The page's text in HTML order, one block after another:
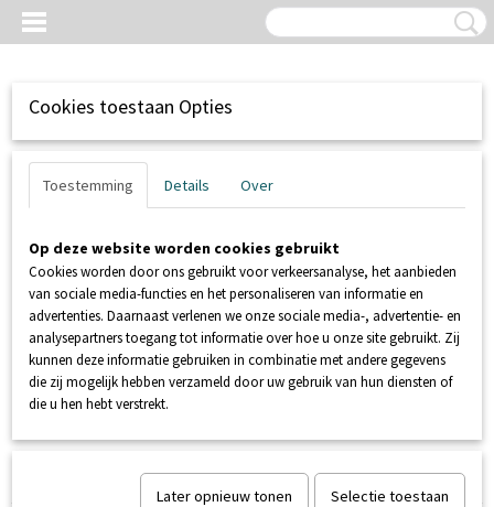
Inloggen Registreren
UW WINKELWAGEN
bevestigingsplaatje tbv Mousevlotter
Cookies toestaan Opties
Toestemming Details Over
Op deze website worden cookies gebruikt
Cookies worden door ons gebruikt voor verkeersanalyse, het aanbieden
van sociale media-functies en het personaliseren van informatie en
advertenties. Daarnaast verlenen we onze sociale media-, advertentie- en
analysepartners toegang tot informatie over hoe u onze site gebruikt. Zij
kunnen deze informatie gebruiken in combinatie met andere gegevens
die zij mogelijk hebben verzameld door uw gebruik van hun diensten of
die u hen hebt verstrekt.
Later opnieuw tonen Selectie toestaan